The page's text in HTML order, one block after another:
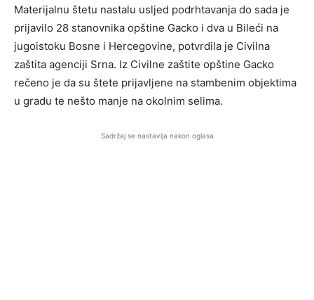
Materijalnu štetu nastalu usljed podrhtavanja do sada je
prijavilo 28 stanovnika opštine Gacko i dva u Bileći na
jugoistoku Bosne i Hercegovine, potvrdila je Civilna
zaštita agenciji Srna. Iz Civilne zaštite opštine Gacko
rečeno je da su štete prijavljene na stambenim objektima
u gradu te nešto manje na okolnim selima.
Sadržaj se nastavlja nakon oglasa